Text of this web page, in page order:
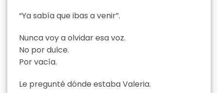
“Ya sabía que ibas a venir”.
Nunca voy a olvidar esa voz.
No por dulce.
Por vacía.
Le pregunté dónde estaba Valeria.